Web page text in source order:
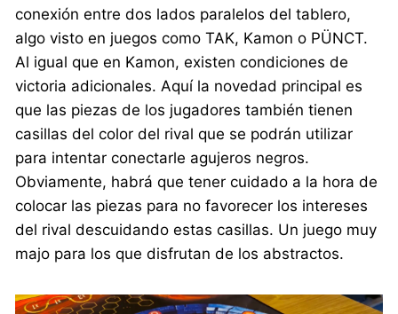
conexión entre dos lados paralelos del tablero,
algo visto en juegos como TAK, Kamon o PÜNCT.
Al igual que en Kamon, existen condiciones de
victoria adicionales. Aquí la novedad principal es
que las piezas de los jugadores también tienen
casillas del color del rival que se podrán utilizar
para intentar conectarle agujeros negros.
Obviamente, habrá que tener cuidado a la hora de
colocar las piezas para no favorecer los intereses
del rival descuidando estas casillas. Un juego muy
majo para los que disfrutan de los abstractos.